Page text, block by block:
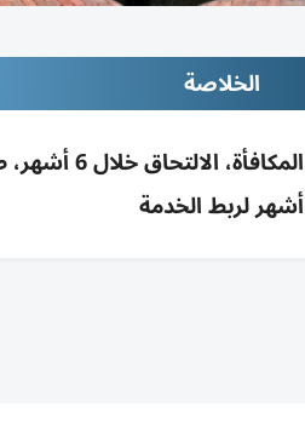
الخلاصة
أشهر لربط الخدمة